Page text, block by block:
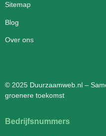
Sitemap
Blog
Over ons
© 2025 Duurzaamweb.nl –
groenere toekomst
Bedrijfsnummers